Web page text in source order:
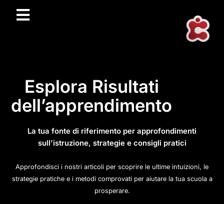
Esplora Risultati
dell’apprendimento
La tua fonte di riferimento per approfondimenti
sull'istruzione, strategie e consigli pratici
Approfondisci i nostri articoli per scoprire le ultime intuizioni, le
strategie pratiche e i metodi comprovati per aiutare la tua scuola a
prosperare.